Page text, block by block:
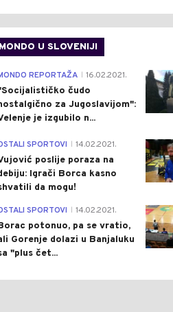
MONDO U SLOVENIJI
REPORTAŽA 16.02.2021.
čudo
za Jugoslavijom":
je izgubilo n...
SPORTOVI 14.02.2021.
poslije poraza na
Igrači Borca kasno
da mogu!
SPORTOVI 14.02.2021.
potonuo, pa se vratio,
Gorenje dolazi u Banjaluku
"plus čet...